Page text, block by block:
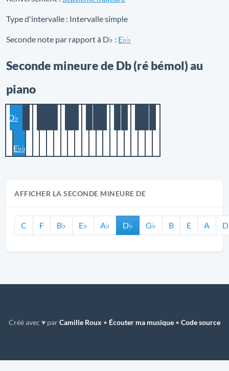
Type d'intervalle : Intervalle simple
Seconde note par rapport à D♭ : E♭♭
Seconde mineure de Db (ré bémol) au
piano
D♭
E♭♭
AFFICHER LA SECONDE MINEURE DE
C F B♭ E♭ A♭ D♭ G♭ B E A D
Créé avec ♥ parCamille Roux • Écouter ma musique • Code source